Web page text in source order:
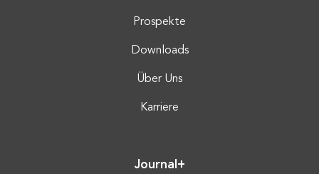
Prospekte
Downloads
Über Uns
Karriere
Journal+